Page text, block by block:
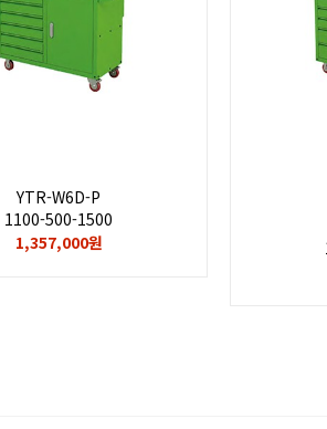
YTR-W6D-P
1100-500-1500
1,357,000원